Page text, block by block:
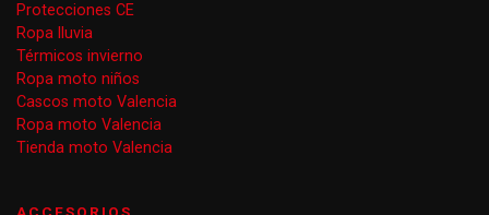
Protecciones CE
Ropa lluvia
Térmicos invierno
Ropa moto niños
Cascos moto Valencia
Ropa moto Valencia
Tienda moto Valencia